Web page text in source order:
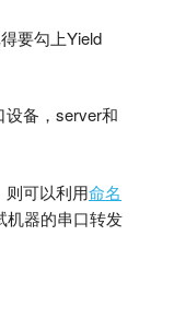
要勾上Yield
备，server和
则可以利用命名
机器的串口转发